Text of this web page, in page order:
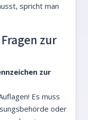
spricht man
zur
zur
Es muss
oder